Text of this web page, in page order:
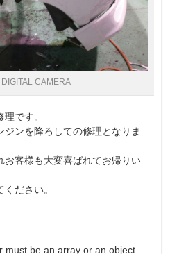
CAMERA
です。
ンを降ろしての修理となりま
お客様も大変喜ばれてお帰りい
ださい。
must be an array or an object